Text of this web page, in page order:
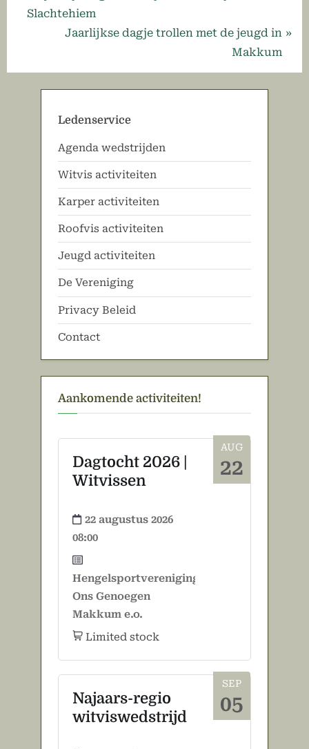
navigatie
r
i
Slachtehiem
N
x
t
s
t
:
Jaarlijkse dagje trollen met de jeugd in
Makkum
Ledenservice
Agenda wedstrijden
Witvis activiteiten
Karper activiteiten
Roofvis activiteiten
Jeugd activiteiten
De Vereniging
Privacy Beleid
Contact
Aankomende activiteiten!
AUG
22
Dagtocht 2026 |
Witvissen
22 augustus 2026
08:00
Hengelsportvereniging
Ons Genoegen
Makkum e.o.
Limited stock
SEP
05
Najaars-regio
witviswedstrijd